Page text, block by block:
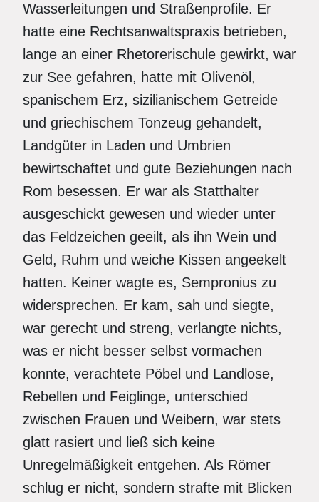
Wasserleitungen und Straßenprofile. Er
hatte eine Rechtsanwaltspraxis betrieben,
lange an einer Rhetorerischule gewirkt, war
zur See gefahren, hatte mit Olivenöl,
spanischem Erz, sizilianischem Getreide
und griechischem Tonzeug gehandelt,
Landgüter in Laden und Umbrien
bewirtschaftet und gute Beziehungen nach
Rom besessen. Er war als Statthalter
ausgeschickt gewesen und wieder unter
das Feldzeichen geeilt, als ihn Wein und
Geld, Ruhm und weiche Kissen angeekelt
hatten. Keiner wagte es, Sempronius zu
widersprechen. Er kam, sah und siegte,
war gerecht und streng, verlangte nichts,
was er nicht besser selbst vormachen
konnte, verachtete Pöbel und Landlose,
Rebellen und Feiglinge, unterschied
zwischen Frauen und Weibern, war stets
glatt rasiert und ließ sich keine
Unregelmäßigkeit entgehen. Als Römer
schlug er nicht, sondern strafte mit Blicken